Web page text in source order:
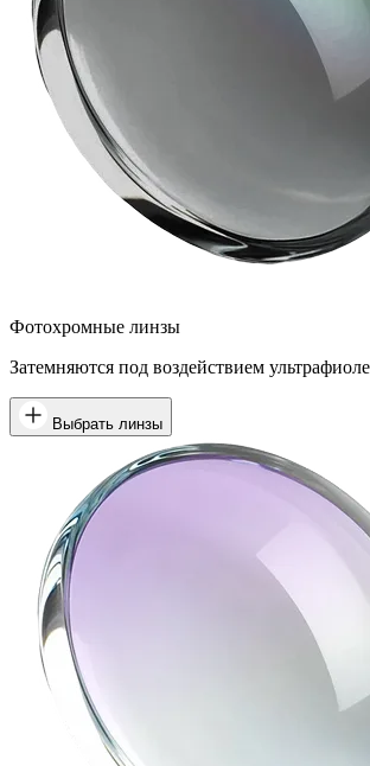
Фотохромные линзы
Затемняются под воздействием
Выбрать линзы